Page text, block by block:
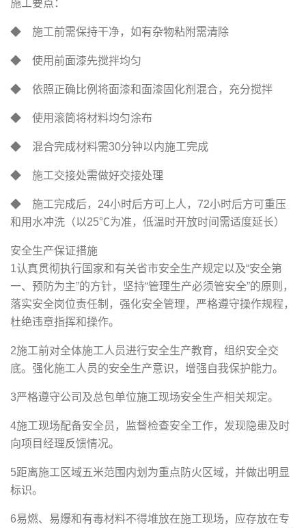
施工要点：
◆ 施工前需保持干净，如有杂物粘附需清除
◆ 使用前面漆先搅拌均匀
◆ 依照正确比例将面漆和面漆固化剂混合，充分搅拌
◆ 使用滚筒将材料均匀涂布
◆ 混合完成材料需30分钟以内施工完成
◆ 施工交接处需做好交接处理
◆ 施工完成后，24小时后方可上人，72小时后方可重压
和用水冲洗（以25℃为准，低温时开放时间需适度延长）
安全生产保证措施
1认真贯彻执行国家和有关省市安全生产规定以及“安全第
一、预防为主”的方针，坚持“管理生产必须管安全”的原则，
落实安全岗位责任制，强化安全管理，严格遵守操作规程，
杜绝违章指挥和操作。
2施工前对全体施工人员进行安全生产教育，组织安全交
底。强化施工人员的安全生产意识，增强自我保护能力。
3严格遵守公司及总包单位施工现场安全生产相关规定。
4施工现场配备安全员，监督检查安全工作，发现隐患及时
向项目经理反馈情况。
5距离施工区域五米范围内划为重点防火区域，并做出明显
标识。
6易燃、易爆和有毒材料不得堆放在施工现场，应存放在专